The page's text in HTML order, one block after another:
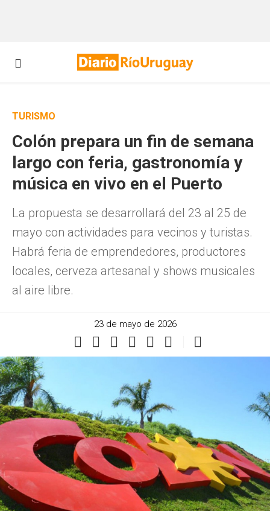
TURISMO
Colón prepara un fin de semana
largo con feria, gastronomía y
música en vivo en el Puerto
La propuesta se desarrollará del 23 al 25 de
mayo con actividades para vecinos y turistas.
Habrá feria de emprendedores, productores
locales, cerveza artesanal y shows musicales
al aire libre.
23 de mayo de 2026